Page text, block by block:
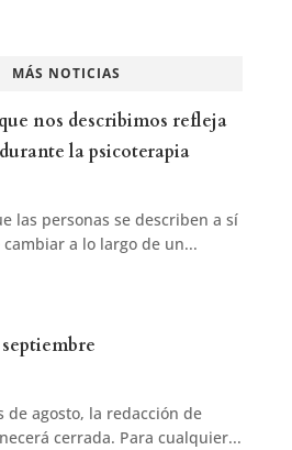
MÁS NOTICIAS
nos describimos refleja
la psicoterapia
las personas se describen a sí
a lo largo de un...
de agosto, la redacción de
cerrada. Para cualquier...